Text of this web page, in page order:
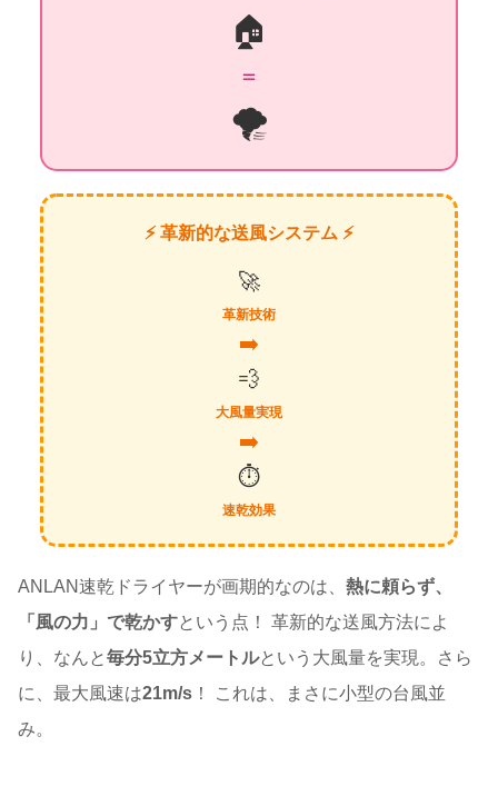
🏠
＝
🌪️
⚡ 革新的な送風システム ⚡
🚀
革新技術
➡️
💨
大風量実現
➡️
⏱️
速乾効果
ANLAN速乾ドライヤーが画期的なのは、 熱に頼らず、
「風の力」で乾かすという点！ 革新的な送風方法によ
り、なんと毎分5立方メートルという大風量を実現。さら
に、最大風速は21m/s ！ これは、まさに小型の台風並
み。